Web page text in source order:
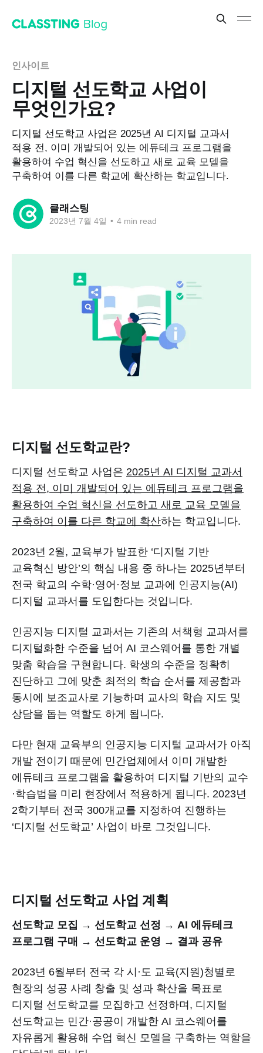
인사이트
디지털 선도학교 사업이
무엇인가요?
디지털 선도학교 사업은 2025년 AI 디지털 교과서
적용 전, 이미 개발되어 있는 에듀테크 프로그램을
활용하여 수업 혁신을 선도하고 새로 교육 모델을
구축하여 이를 다른 학교에 확산하는 학교입니다.
클래스팅
2023년 7월 4일 • 4 min read
디지털 선도학교란?
디지털 선도학교 사업은 2025년 AI 디지털 교과서
적용 전, 이미 개발되어 있는 에듀테크 프로그램을
활용하여 수업 혁신을 선도하고 새로 교육 모델을
구축하여 이를 다른 학교에 확산하는 학교입니다.
2023년 2월, 교육부가 발표한 ‘디지털 기반
교육혁신 방안’의 핵심 내용 중 하나는 2025년부터
전국 학교의 수학·영어·정보 교과에 인공지능(AI)
디지털 교과서를 도입한다는 것입니다.
인공지능 디지털 교과서는 기존의 서책형 교과서를
디지털화한 수준을 넘어 AI 코스웨어를 통한 개별
맞춤 학습을 구현합니다. 학생의 수준을 정확히
진단하고 그에 맞춘 최적의 학습 순서를 제공함과
동시에 보조교사로 기능하며 교사의 학습 지도 및
상담을 돕는 역할도 하게 됩니다.
다만 현재 교육부의 인공지능 디지털 교과서가 아직
개발 전이기 때문에 민간업체에서 이미 개발한
에듀테크 프로그램을 활용하여 디지털 기반의 교수
·학습법을 미리 현장에서 적용하게 됩니다. 2023년
2학기부터 전국 300개교를 지정하여 진행하는
‘디지털 선도학교’ 사업이 바로 그것입니다.
디지털 선도학교 사업 계획
선도학교 모집 → 선도학교 선정 → AI 에듀테크
프로그램 구매 → 선도학교 운영 → 결과 공유
2023년 6월부터 전국 각 시·도 교육(지원)청별로
현장의 성공 사례 창출 및 성과 확산을 목표로
디지털 선도학교를 모집하고 선정하며, 디지털
선도학교는 민간·공공이 개발한 AI 코스웨어를
자유롭게 활용해 수업 혁신 모델을 구축하는 역할을